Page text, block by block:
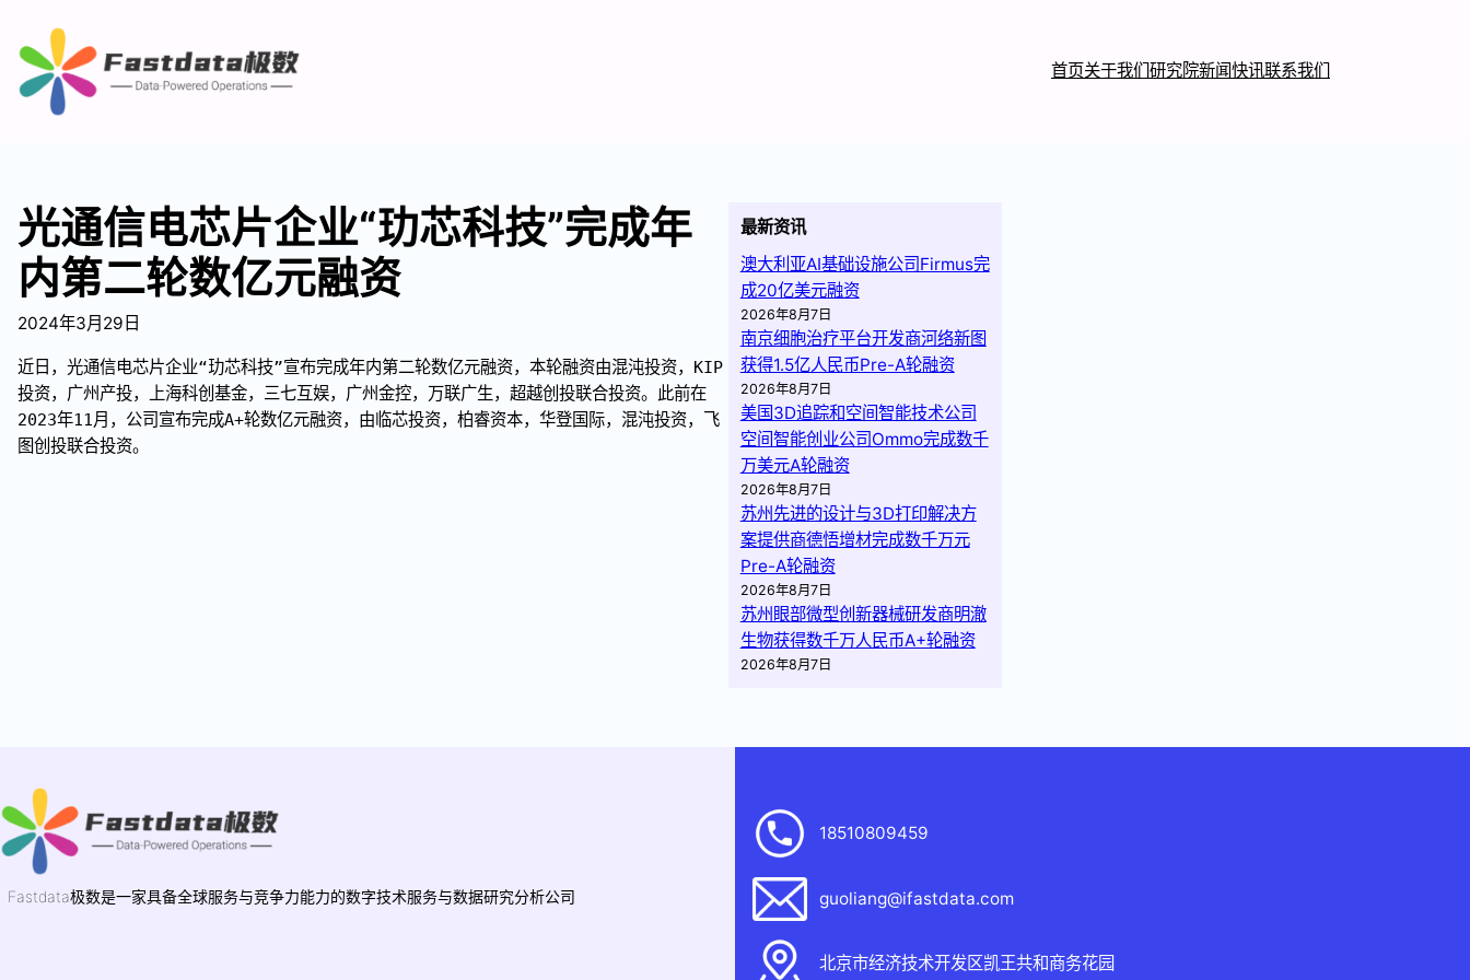
首页关于我们 研究院新闻快讯联系我们
光通信电芯片企业“玏芯科技”完成年
内第二轮数亿元融资
2024年3月29日
近日，光通信电芯片企业“玏芯科技”宣布完成年内第二轮数亿元融资，本轮融资由混沌投资，KIP
投资，广州产投，上海科创基金，三七互娱，广州金控，万联广生，超越创投联合投资。此前在
2023年11月，公司宣布完成A+轮数亿元融资，由临芯投资，柏睿资本，华登国际，混沌投资，飞
图创投联合投资。
最新资讯
澳大利亚AI基础设施公司Firmus完
成20亿美元融资
2026年8月7日
南京细胞治疗平台开发商河络新图
获得1.5亿人民币Pre-A轮融资
2026年8月7日
美国3D追踪和空间智能技术公司
空间智能创业公司Ommo完成数千
万美元A轮融资
2026年8月7日
苏州先进的设计与3D打印解决方
案提供商德悟增材完成数千万元
Pre-A轮融资
2026年8月7日
苏州眼部微型创新器械研发商明澈
生物获得数千万人民币A+轮融资
2026年8月7日
Fastdata极数是一家具备全球服务与竞争力能力的数字技术服务与数据研究分析公司
18510809459
guoliang@ifastdata.com
北京市经济技术开发区凯王共和商务花园